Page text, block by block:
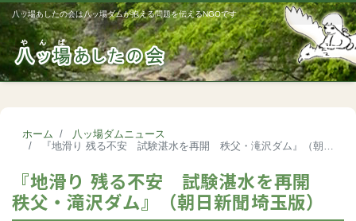
八ッ場あしたの会は八ッ場ダムが抱える問題を伝えるNGOです
ホーム
八ッ場ダムニュース
『地滑り 残る不安 試験湛水を再開 秩父・滝沢ダム』（朝日新聞埼玉版）
『地滑り 残る不安 試験湛水を再開
秩父・滝沢ダム』（朝日新聞埼玉版）